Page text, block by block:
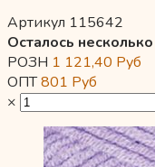
Артикул 115642
Осталось
РОЗН 1 121,40 Руб
ОПТ801 Руб
×